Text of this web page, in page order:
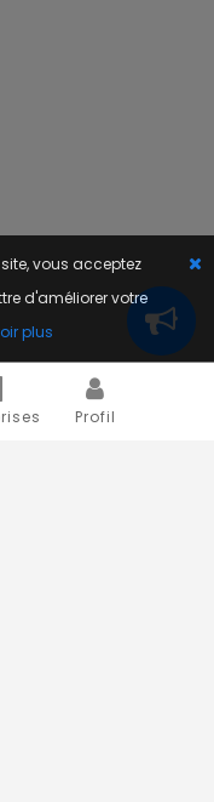
Profil
vous acceptez
d'améliorer votre
plus